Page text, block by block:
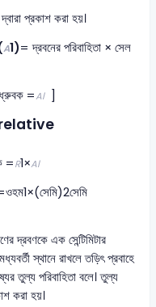
প্রকাশ করা হয়।
A1​)= দ্রবনের পরিবাহিতা × সেল
=Al​ ]
relative
=R1​×Al
দ্রবণকে এক সেন্টিমিটার
স্থানে রাখলে তড়িৎ প্রবাহে
তুল্য পরিবাহিতা বলে। তুল্য
করা হয়।